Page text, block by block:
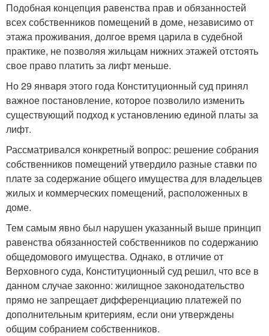
Подобная концепция равенства прав и обязанностей
всех собственников помещений в доме, независимо от
этажа проживания, долгое время царила в судебной
практике, не позволяя жильцам нижних этажей отстоять
свое право платить за лифт меньше.
Но 29 января этого года Конституционный суд принял
важное постановление, которое позволило изменить
существующий подход к установлению единой платы за
лифт.
Рассматривался конкретный вопрос: решение собрания
собственников помещений утвердило разные ставки по
плате за содержание общего имущества для владельцев
жилых и коммерческих помещений, расположенных в
доме.
Тем самым явно был нарушен указанный выше принцип
равенства обязанностей собственников по содержанию
общедомового имущества. Однако, в отличие от
Верховного суда, Конституционный суд решил, что все в
данном случае законно: жилищное законодательство
прямо не запрещает дифференциацию платежей по
дополнительным критериям, если они утверждены
общим собранием собственников.